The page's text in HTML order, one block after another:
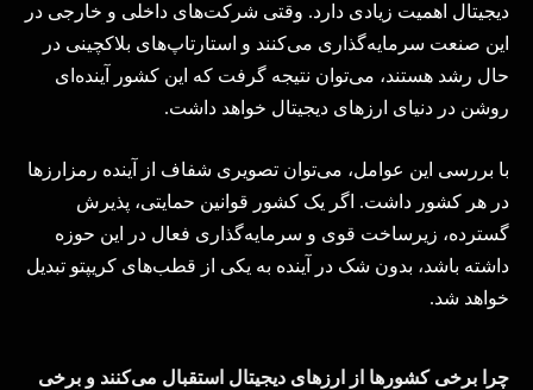
دیجیتال اهمیت زیادی دارد. وقتی شرکت‌های داخلی و خارجی در
این صنعت سرمایه‌گذاری می‌کنند و استارتاپ‌های بلاکچینی در
حال رشد هستند، می‌توان نتیجه گرفت که این کشور آینده‌ای
روشن در دنیای ارزهای دیجیتال خواهد داشت.
با بررسی این عوامل، می‌توان تصویری شفاف از آینده رمزارزها
در هر کشور داشت. اگر یک کشور قوانین حمایتی، پذیرش
گسترده، زیرساخت قوی و سرمایه‌گذاری فعال در این حوزه
داشته باشد، بدون شک در آینده به یکی از قطب‌های کریپتو تبدیل
خواهد شد.
چرا برخی کشورها از ارزهای دیجیتال استقبال می‌کنند و برخی